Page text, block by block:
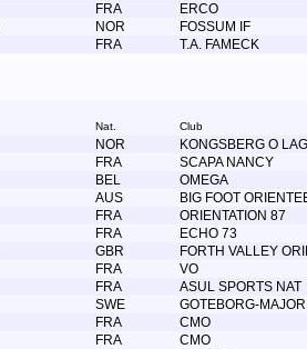
FRA
ERCO
NOR
FOSSUM IF
FRA T.A. FAMECK
Nat. Club
NOR
KONGSBERG O LAG
FRA
SCAPA NANCY
BEL
OMEGA
AUS
BIG FOOT
FRA
ORIENTATION 87
FRA
ECHO 73
GBR
FORTH VALLEY
FRA
VO
FRA
ASUL SPORTS NAT
SWE
GOTEBORG-
FRA
CMO
FRA
CMO